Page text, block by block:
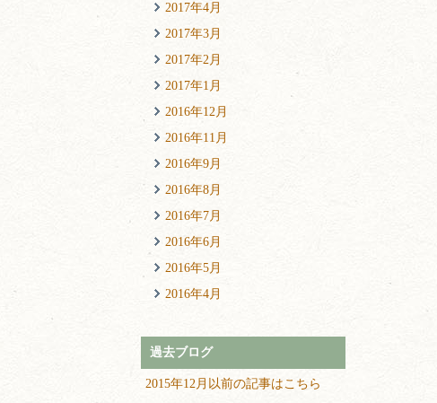
2017年4月
2017年3月
2017年2月
2017年1月
2016年12月
2016年11月
2016年9月
2016年8月
2016年7月
2016年6月
2016年5月
2016年4月
過去ブログ
2015年12月以前の記事はこちら